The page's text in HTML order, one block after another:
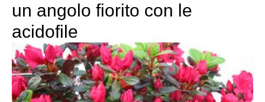
un angolo fiorito con le
acidofile